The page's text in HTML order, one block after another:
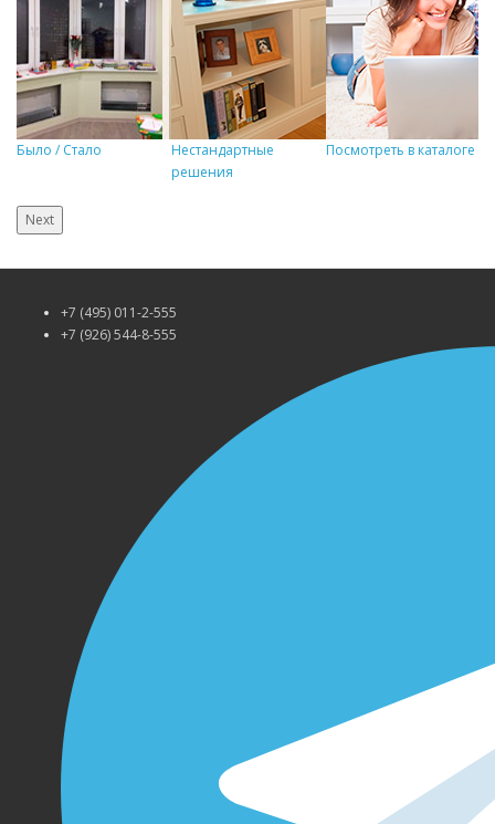
Было / Стало
Нестандартные
решения
Посмотреть в каталоге
Next
+7 (495) 011-2-555
+7 (926) 544-8-555